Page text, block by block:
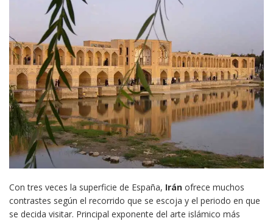
Con tres veces la superficie de España, Irán ofrece muchos
contrastes según el recorrido que se escoja y el periodo en que
se decida visitar. Principal exponente del arte islámico más